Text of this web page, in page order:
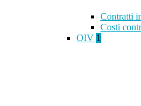
Contratti
Costi
OIV 1